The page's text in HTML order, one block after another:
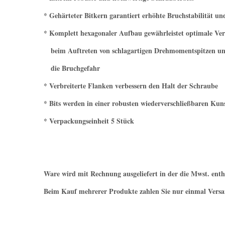
* Gehärteter Bitkern garantiert erhöhte Bruchstabilität
* Komplett hexagonaler Aufbau gewährleistet optimale
beim Auftreten von schlagartigen Drehmomentspitzen
die Bruchgefahr
* Verbreiterte Flanken verbessern den Halt der Schraube
* Bits werden in einer robusten wiederverschließbaren
* Verpackungseinheit 5 Stück
Ware wird mit Rechnung ausgeliefert in der die Mwst.
Beim Kauf mehrerer Produkte zahlen Sie nur einmal